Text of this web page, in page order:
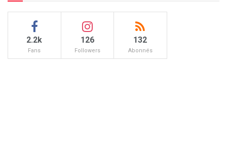
2.2k
Fans
126
Followers
132
Abonnés